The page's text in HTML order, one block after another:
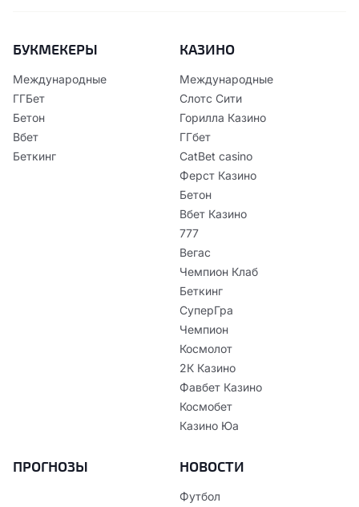
БУКМЕКЕРЫ
Международные
ГГБет
Бетон
Вбет
Беткинг
КАЗИНО
Международные
Слотс Сити
Горилла Казино
ГГбет
CatBet casino
Ферст Казино
Бетон
Вбет Казино
777
Вегас
Чемпион Клаб
Беткинг
СуперГра
Чемпион
Космолот
2К Казино
Фавбет Казино
Космобет
Казино Юа
ПРОГНОЗЫ НОВОСТИ
Футбол